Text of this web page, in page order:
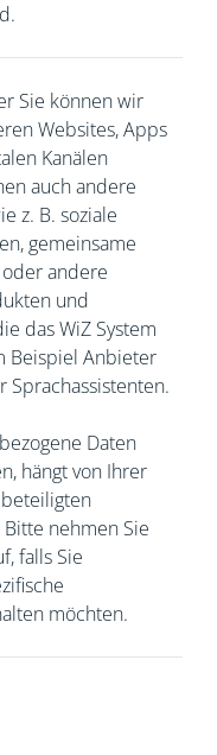
Sie können wir
Websites, Apps
Kanälen
auch andere
z. B. soziale
gemeinsame
andere
und
das WiZ System
Beispiel Anbieter
Sprachassistenten.
Daten
hängt von Ihrer
nehmen Sie
falls Sie
möchten.